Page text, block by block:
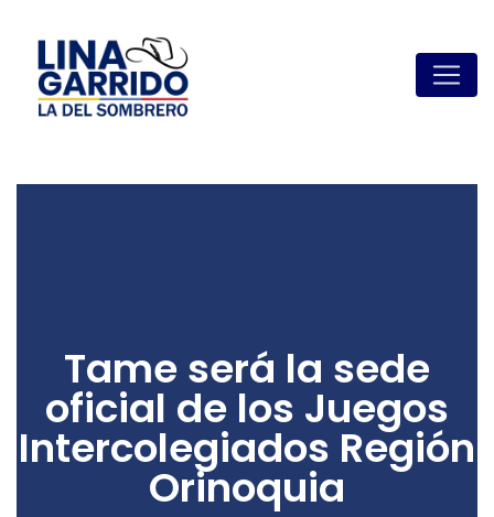
Tame será la sede
oficial de los Juegos
Intercolegiados Región
Orinoquia